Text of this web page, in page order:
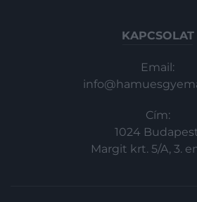
KAPCSOLAT
Email:
Cím:
1024
Margit krt. 5/A, 3.